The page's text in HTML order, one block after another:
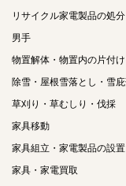
リサイクル家電製品の処分
男手
物置解体・物置内の片付け
除雪・屋根雪落とし・雪
草刈り・草むしり・伐採
家具移動
家具組立・家電製品の設置
家具・家電買取